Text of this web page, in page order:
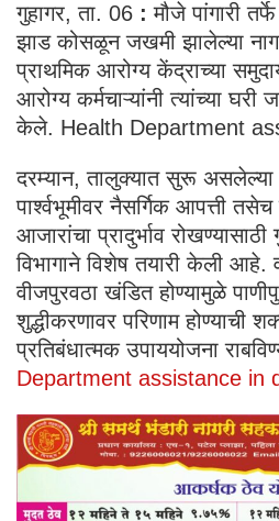
गुहागर, ता. 06 : मौजे पांगारी
झाड कोसळून जखमी झालेल्या
प्राथमिक आरोग्य केंद्राच्या
आरोग्य कर्मचाऱ्यांनी त्यांच्या
केले. Health Department
दरम्यान, तालुक्यात सुरू असलेल्या
पार्श्वभूमीवर नैसर्गिक आपत्ती
आजारांचा प्रादुर्भाव
विभागाने विशेष तयारी केली आहे.
वीजपुरवठा खंडित होण्यामुळे
शुद्धीकरणावर परिणाम होण्याची
प्रतिबंधात्मक उपाययोजना
Department assistance in